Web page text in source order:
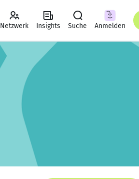
Netzwerk Insights Suche Anmelden